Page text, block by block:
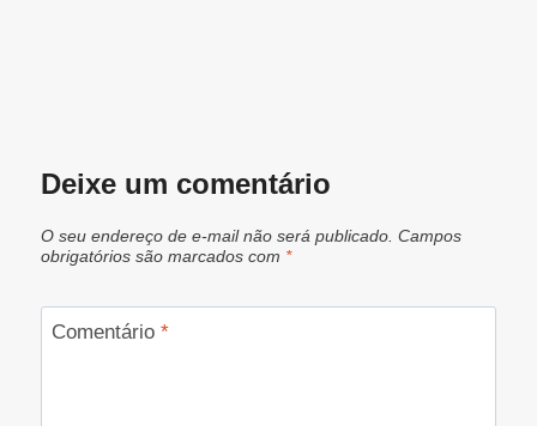
Deixe um comentário
O seu endereço de e-mail não será publicado. Campos
obrigatórios são marcados com *
Comentário *